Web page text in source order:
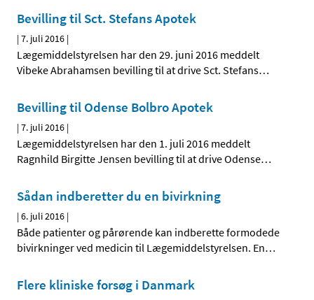
Bevilling til Sct. Stefans Apotek
|7. juli 2016 |
Lægemiddelstyrelsen har den 29. juni 2016 meddelt
Vibeke Abrahamsen bevilling til at drive Sct. Stefans…
Bevilling til Odense Bolbro Apotek
|7. juli 2016 |
Lægemiddelstyrelsen har den 1. juli 2016 meddelt
Ragnhild Birgitte Jensen bevilling til at drive Odense…
Sådan indberetter du en bivirkning
|6. juli 2016 |
Både patienter og pårørende kan indberette formodede
bivirkninger ved medicin til Lægemiddelstyrelsen. En…
Flere kliniske forsøg i Danmark